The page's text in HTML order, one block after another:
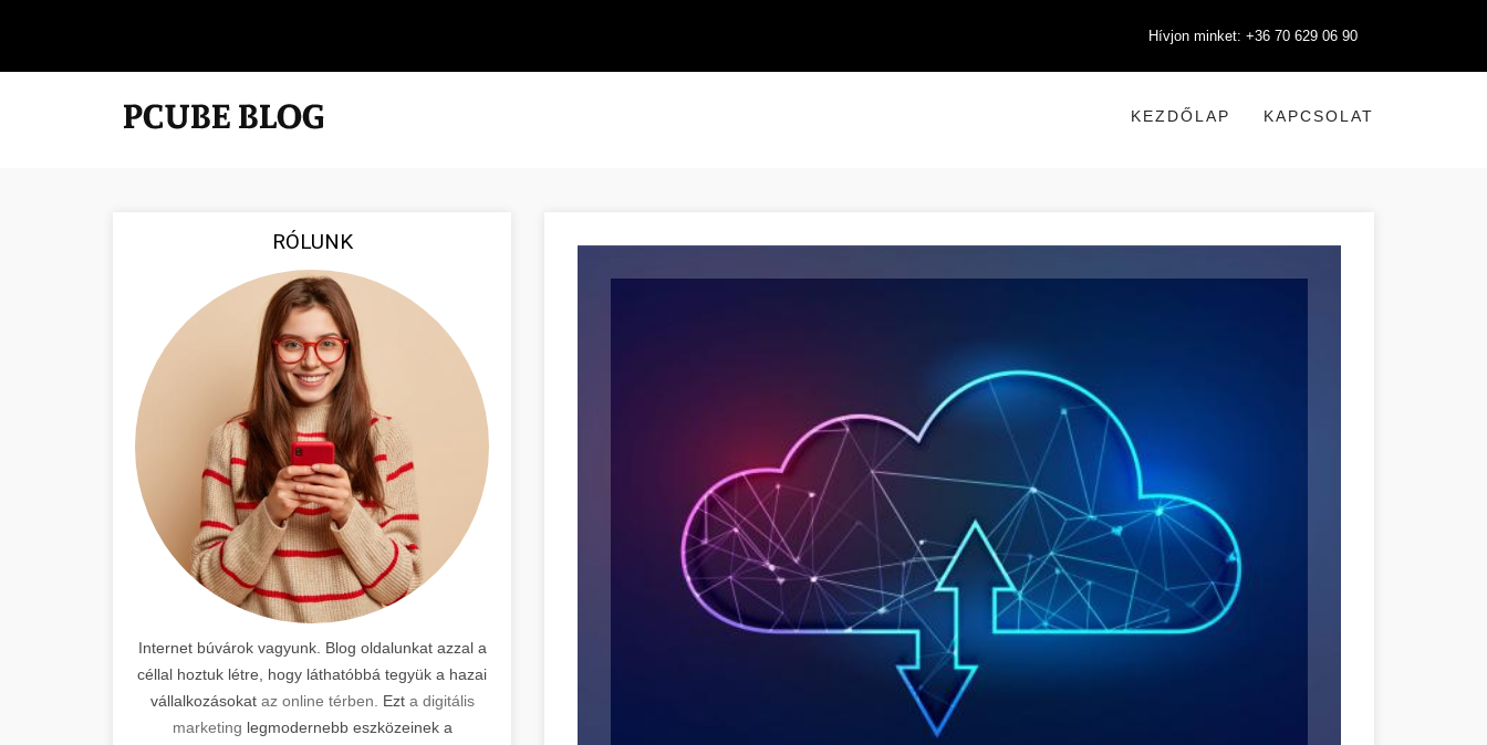
Hívjon minket: +36 70 629 06 90
KEZDŐLAP KAPCSOLAT
RÓLUNK
Internet búvárok vagyunk. Blog oldalunkat azzal a
céllal hoztuk létre, hogy láthatóbbá tegyük a hazai
vállalkozásokat az online térben. Ezt a digitális
marketing legmodernebb eszközeinek a